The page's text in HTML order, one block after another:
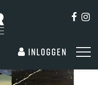
Inloggen